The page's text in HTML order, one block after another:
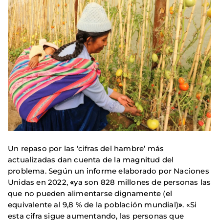
Un repaso por las ‘cifras del hambre’ más
actualizadas dan cuenta de la magnitud del
problema. Según un informe elaborado por Naciones
Unidas en 2022,«ya son 828 millones de personas las
que no pueden alimentarse dignamente (el
equivalente al 9,8 % de la población mundial)». «Si
esta cifra sigue aumentando, las personas que